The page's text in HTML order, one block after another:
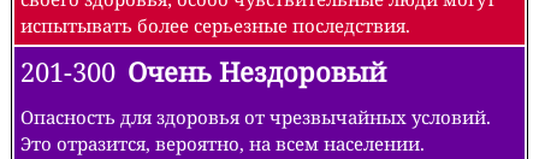
испытывать более серьезные последствия.
201-300 Очень Нездоровый
Опасность для здоровья от чрезвычайных условий.
Это отразится, вероятно, на всем населении.